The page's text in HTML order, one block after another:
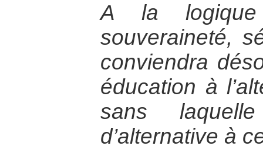
A la
souveraineté,
conviendra
éducation à
sans
d’alternative à